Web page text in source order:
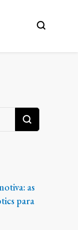
as
para